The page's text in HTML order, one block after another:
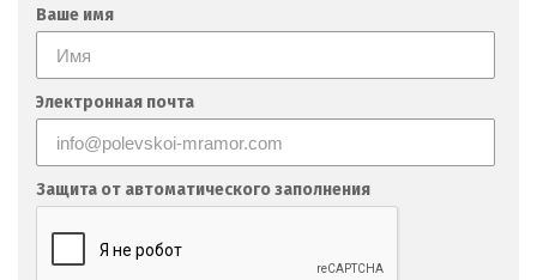
Ваше имя
Электронная почта
Защита от автоматического заполнения